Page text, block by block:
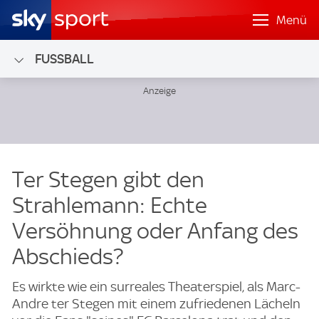
Menü
FUSSBALL
Ter Stegen gibt den
Strahlemann: Echte
Versöhnung oder Anfang des
Abschieds?
Es wirkte wie ein surreales Theaterspiel, als Marc-
Andre ter Stegen mit einem zufriedenen Lächeln